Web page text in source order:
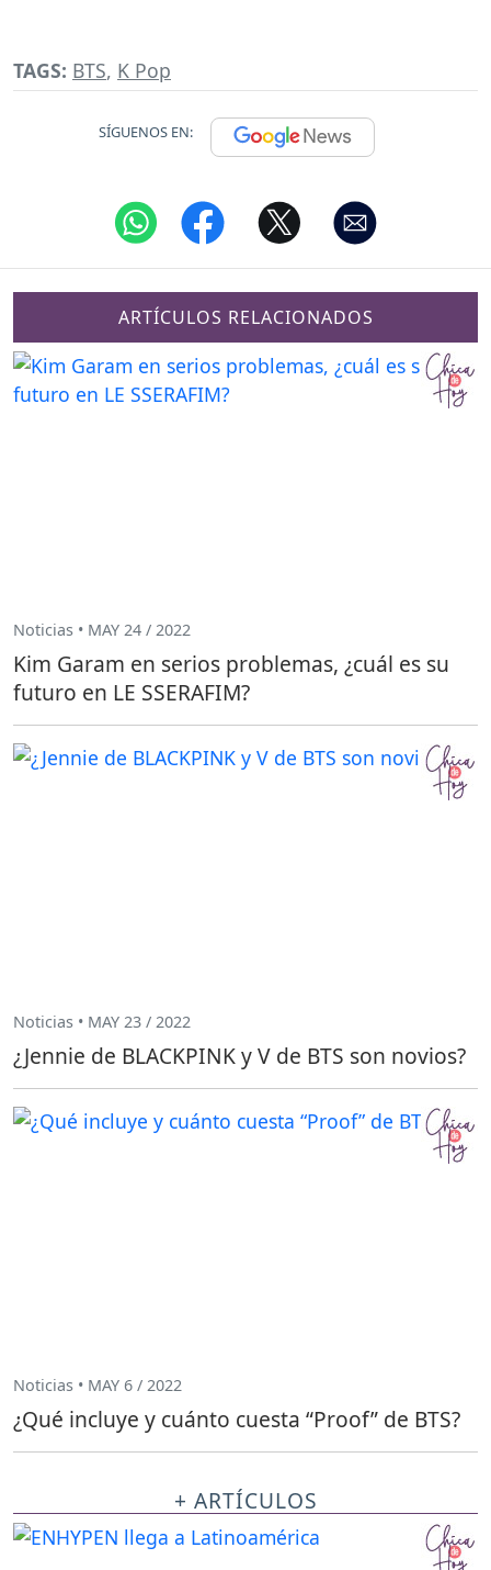
TAGS: BTS, K Pop
SÍGUENOS EN:
ARTÍCULOS RELACIONADOS
Noticias • MAY 24 / 2022
Kim Garam en serios problemas, ¿cuál es su
futuro en LE SSERAFIM?
Noticias • MAY 23 / 2022
¿Jennie de BLACKPINK y V de BTS son novios?
Noticias • MAY 6 / 2022
¿Qué incluye y cuánto cuesta “Proof” de BTS?
+ ARTÍCULOS